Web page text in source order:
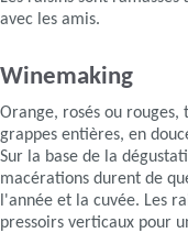
avec les amis.
Winemaking
Orange, rosés ou
grappes entières, en
Sur la base de la
macérations durent de
l'année et la cuvée. Les
pressoirs verticaux pour